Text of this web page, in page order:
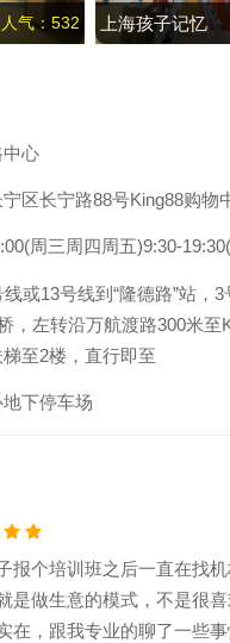
人气：532 上海孩子记忆
心
宁区长宁路88号King88购物
周三周四周五)9:30-
或13号线到“隆德路”站，
，左转沿万航渡路300米至
至2楼，直行即至
下停车场
报个培训班之后一直在找
是做生意的模式，不是很
在，跟我专业的聊了一些